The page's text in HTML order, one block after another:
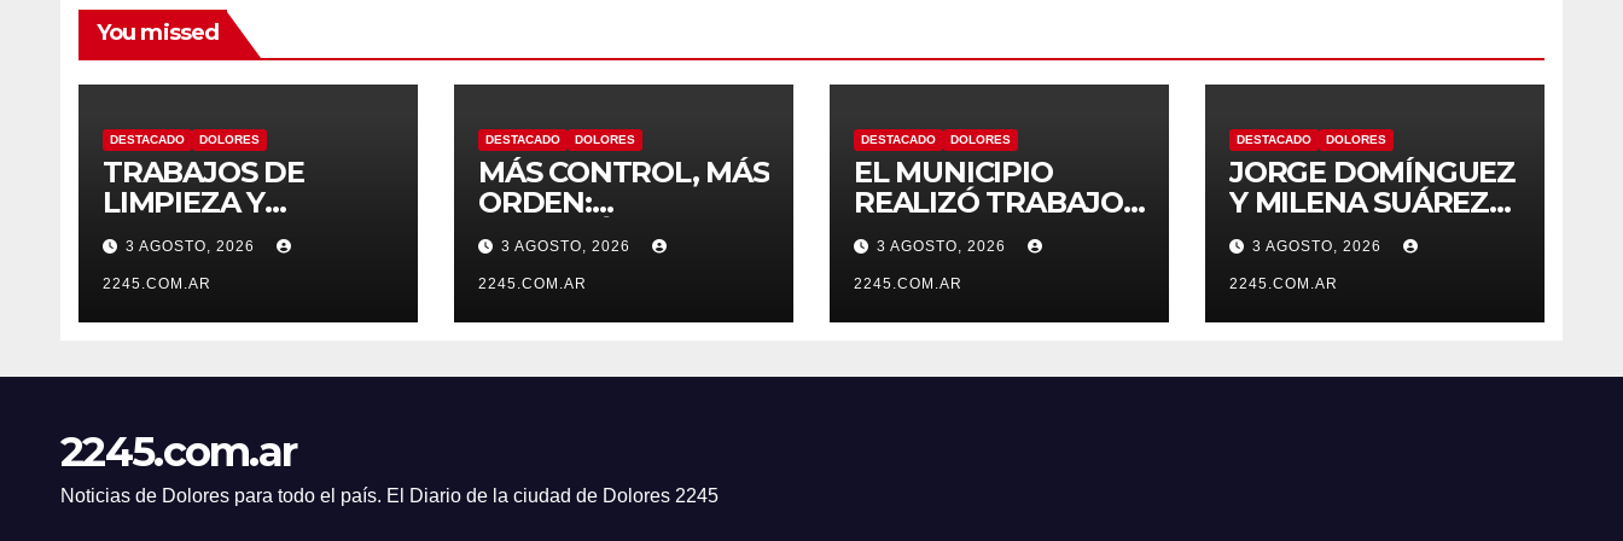
You missed
DESTACADO DOLORES
TRABAJOS DE
LIMPIEZA Y
MANTENIMIENTO
EN EL CANAL LA
PICASA
3 AGOSTO, 2026
2245.COM.AR
DESTACADO DOLORES
MÁS CONTROL, MÁS
ORDEN:
CONTINÚAN LOS
OPERATIVOS
PREVENTIVOS DE
TRÁNSITO EN
3 AGOSTO, 2026
2245.COM.AR
DESTACADO DOLORES
EL MUNICIPIO
REALIZÓ TRABAJOS
DE PINTURA EN LA
ESCUELA N.º 10
3 AGOSTO, 2026
2245.COM.AR
DESTACADO DOLORES
JORGE DOMÍNGUEZ
Y MILENA SUÁREZ
INTENSIFICAN LA
AGENDA
OPOSITORA EN
DOLORES CON UNA
DENUNCIAS Y
3 AGOSTO, 2026
2245.COM.AR
2245.com.ar
Noticias de Dolores para todo el país. El Diario de la ciudad de Dolores 2245